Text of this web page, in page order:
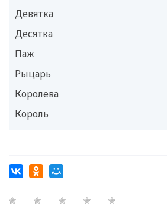
Девятка
Десятка
Паж
Рыцарь
Королева
Король